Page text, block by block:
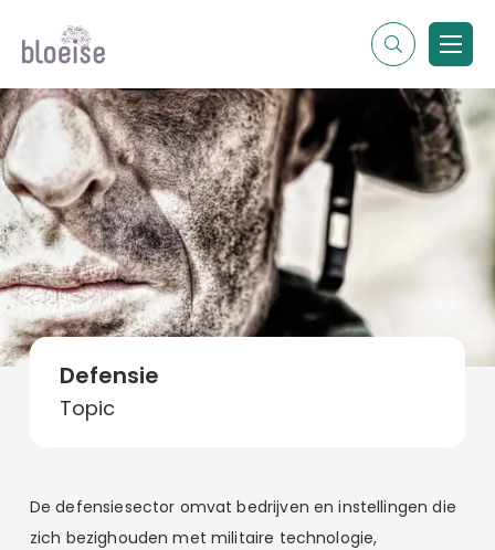
Contentmarketing
Online marketing
Branches
Marketing
Alle soorten artikelen
Alle topics
Defensie
Topic
De defensiesector omvat bedrijven en instellingen die
zich bezighouden met militaire technologie,